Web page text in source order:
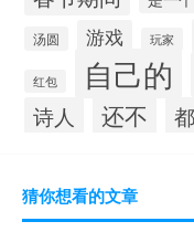
汤圆 游戏 玩家
红包 自己的
诗人 还不
猜你想看的文章